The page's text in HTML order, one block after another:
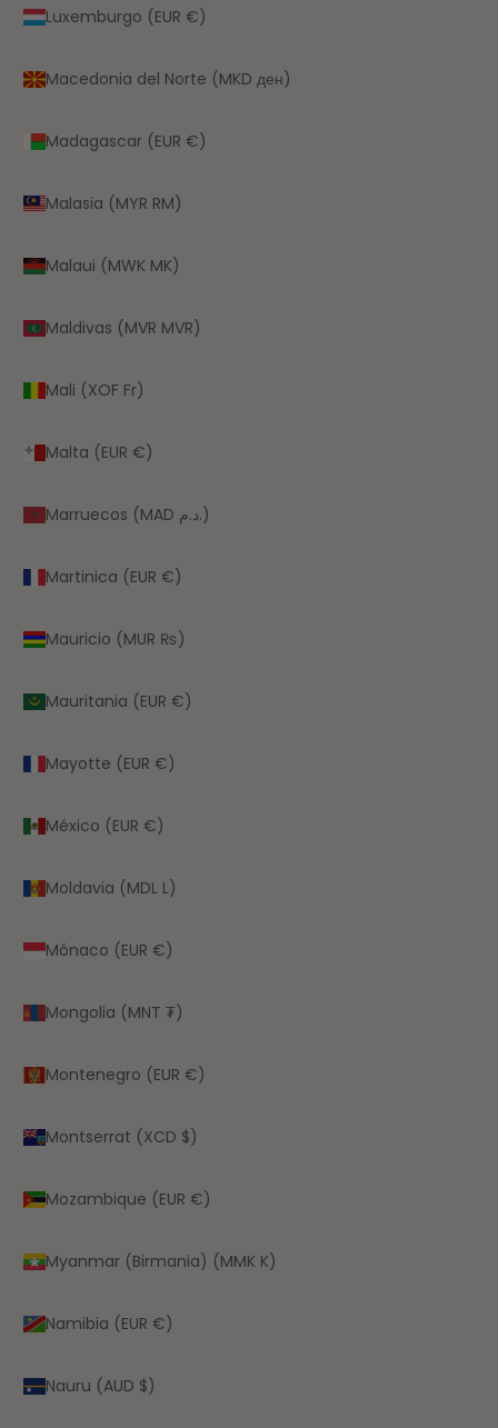
Luxemburgo (EUR €)
Macedonia del Norte (MKD ден)
Madagascar (EUR €)
Malasia (MYR RM)
Malaui (MWK MK)
Maldivas (MVR MVR)
Mali (XOF Fr)
Malta (EUR €)
Marruecos (MAD د.م.)
Martinica (EUR €)
Mauricio (MUR ₨)
Mauritania (EUR €)
Mayotte (EUR €)
México (EUR €)
Moldavia (MDL L)
Mónaco (EUR €)
Mongolia (MNT ₮)
Montenegro (EUR €)
Montserrat (XCD $)
Mozambique (EUR €)
Myanmar (Birmania) (MMK K)
Namibia (EUR €)
Nauru (AUD $)